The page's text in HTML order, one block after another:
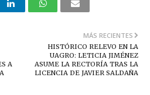
MÁS RECIENTES
HISTÓRICO RELEVO EN LA
UAGRO: LETICIA JIMÉNEZ
ASUME LA RECTORÍA TRAS LA
LICENCIA DE JAVIER SALDAÑA
A